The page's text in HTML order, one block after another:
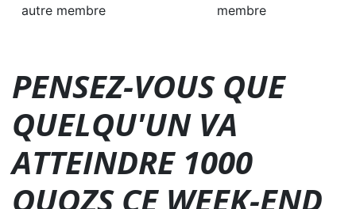
autre membre
membre
PENSEZ-VOUS QUE
QUELQU'UN VA
ATTEINDRE 1000
QUOZS CE WEEK-END